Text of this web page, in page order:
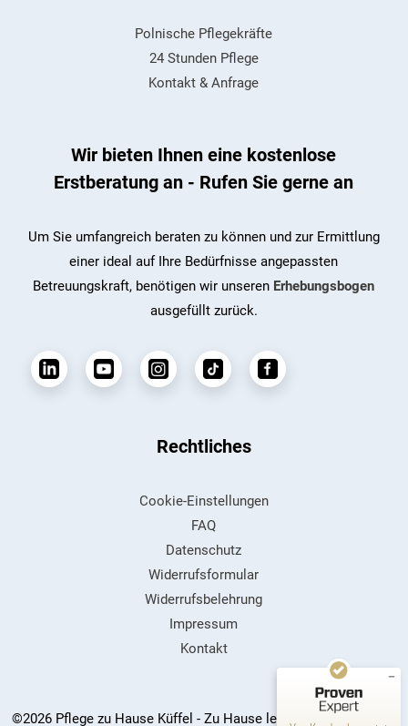
Polnische Pflegekräfte
24 Stunden Pflege
Kontakt & Anfrage
Wir bieten Ihnen eine kostenlose
Erstberatung an - Rufen Sie gerne an
Um Sie umfangreich beraten zu können und zur Ermittlung
einer ideal auf Ihre Bedürfnisse angepassten
Betreuungskraft, benötigen wir unseren Erhebungsbogen
ausgefüllt zurück.
Rechtliches
Cookie-Einstellungen
FAQ
Datenschutz
Widerrufsformular
Widerrufsbelehrung
Impressum
Kontakt
©2026 Pflege zu Hause Küffel - Zu Hause leben, zu Hause
Kundenbewertungen und Erfahrungen zu
Pflege zu Hause Küffel GmbH
SEHR GUT
4,84
/
5,00
357
Bewertungen auf
ProvenExpert.com